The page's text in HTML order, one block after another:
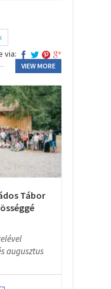
via:
VIEW MORE
Tábor
augusztus